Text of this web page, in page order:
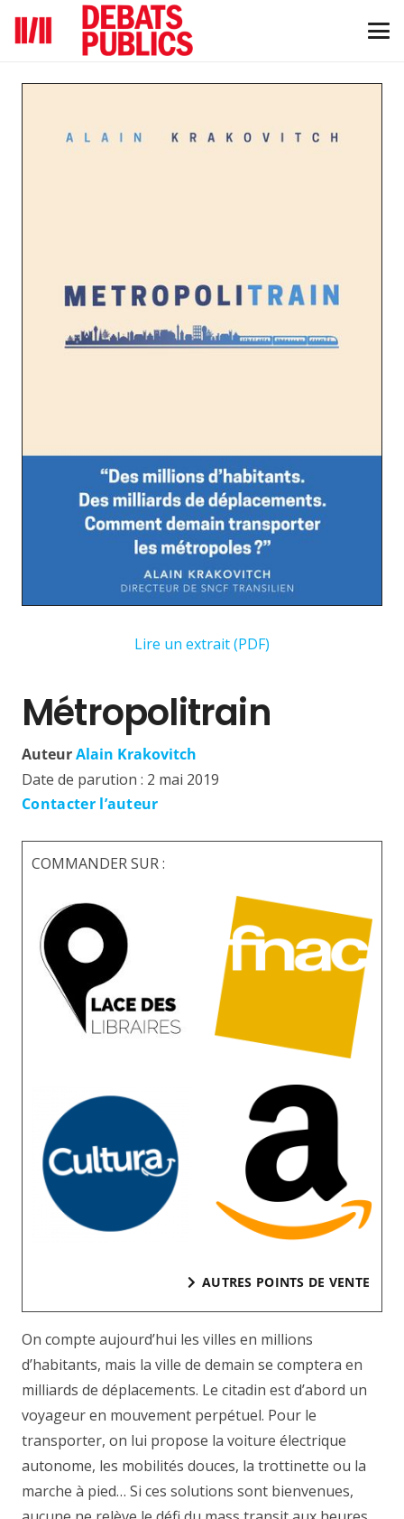
Lire un extrait (PDF)
Métropolitrain
AuteurAlain Krakovitch
Date de parution : 2 mai 2019
Contacter l’auteur
COMMANDER SUR :
AUTRES POINTS DE VENTE
On compte aujourd’hui les villes en millions
d’habitants, mais la ville de demain se comptera en
milliards de déplacements. Le citadin est d’abord un
voyageur en mouvement perpétuel. Pour le
transporter, on lui propose la voiture électrique
autonome, les mobilités douces, la trottinette ou la
marche à pied… Si ces solutions sont bienvenues,